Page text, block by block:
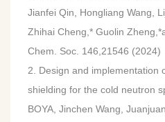
Jianfei Qin, Hongliang Wang,
Zhihai Cheng,* Guolin
Chem. Soc. 146,21546 (2024)
2. Design and implementation
shielding for the cold neutron
BOYA, Jinchen Wang,